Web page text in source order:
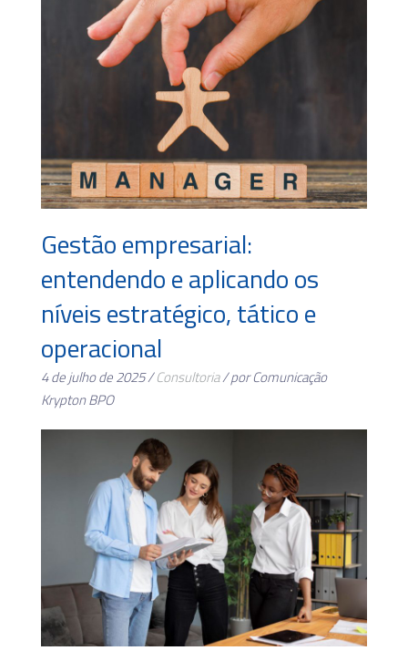
Gestão empresarial:
entendendo e aplicando os
níveis estratégico, tático e
operacional
4 de julho de 2025 /Consultoria/ por Comunicação
Krypton BPO